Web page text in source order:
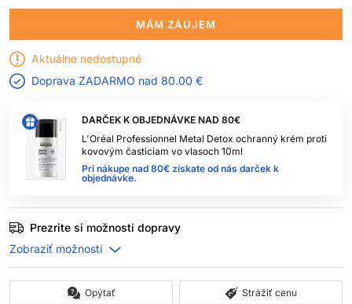
DARČEK K OBJEDNÁVKE NAD 80€
L'Oréal Professionnel Metal Detox ochranný krém proti
kovovým časticiam vo vlasoch 10ml
Pri nákupe nad 80€ získate od nás darček k
objednávke.
MÁM ZÁUJEM
Aktuálne nedostupné
Doprava ZADARMO nad 80.00 €
Prezrite si možnosti dopravy
Opýtať Strážiť cenu